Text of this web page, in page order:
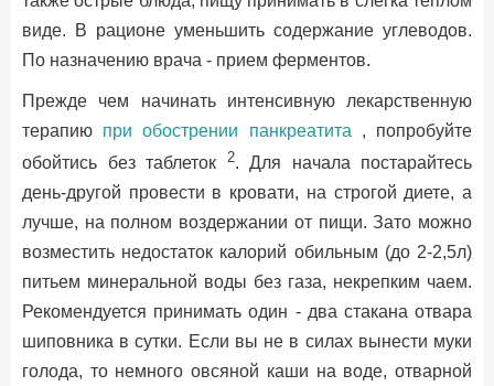
виде. В рационе уменьшить содержание углеводов.
По назначению врача - прием ферментов.
Прежде чем начинать интенсивную лекарственную
терапию при обострении панкреатита , попробуйте
обойтись без таблеток 2. Для начала постарайтесь
день-другой провести в кровати, на строгой диете, а
лучше, на полном воздержании от пищи. Зато можно
возместить недостаток калорий обильным (до 2-2,5л)
питьем минеральной воды без газа, некрепким чаем.
Рекомендуется принимать один - два стакана отвара
шиповника в сутки. Если вы не в силах вынести муки
голода, то немного овсяной каши на воде, отварной